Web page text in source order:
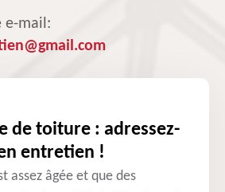
e-mail:
de toiture : adressez-
entretien !
assez âgée et que des